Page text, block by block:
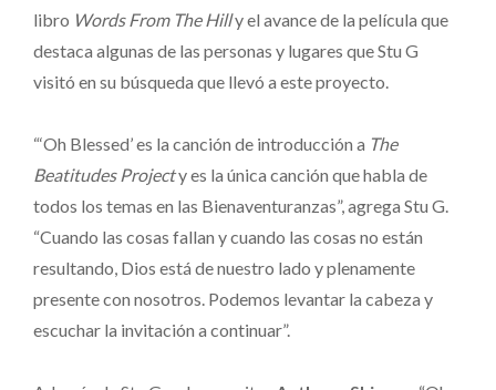
libro Words From The Hilly el avance de la película que
destaca algunas de las personas y lugares que Stu G
visitó en su búsqueda que llevó a este proyecto.
“‘Oh Blessed’ es la canción de introducción a The
Beatitudes Projecty es la única canción que habla de
todos los temas en las Bienaventuranzas”, agrega Stu G.
“Cuando las cosas fallan y cuando las cosas no están
resultando, Dios está de nuestro lado y plenamente
presente con nosotros. Podemos levantar la cabeza y
escuchar la invitación a continuar”.